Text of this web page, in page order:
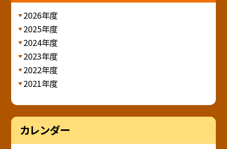
2026年度
2025年度
2024年度
2023年度
2022年度
2021年度
カレンダー